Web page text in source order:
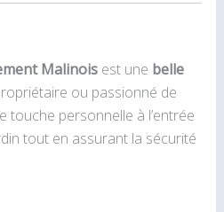
Malinoisest une belle
ou passionné de
touche personnelle à l’entrée
tout en assurant la sécurité